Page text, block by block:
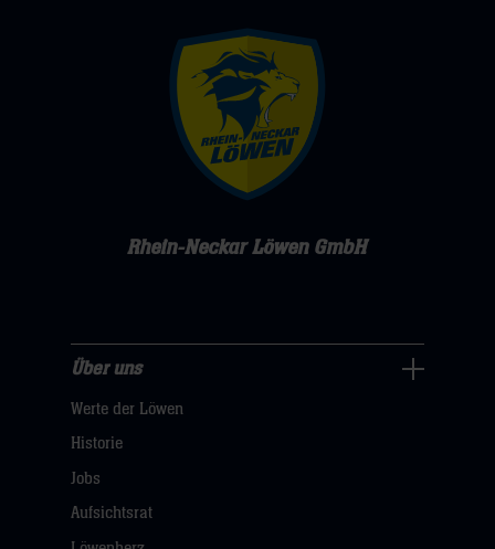
Rhein-Neckar Löwen GmbH
uns
Navigation
öffnen,
dann
Über uns
Werte der Löwen
Historie
Jobs
Aufsichtsrat